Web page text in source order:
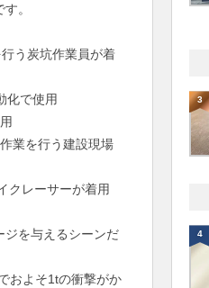
。
う炭坑作業員が着
化で使用
業を行う建設現場
クレーサーが着用
ジを与えるシーンだ
およそ1tの衝撃がか
3
4